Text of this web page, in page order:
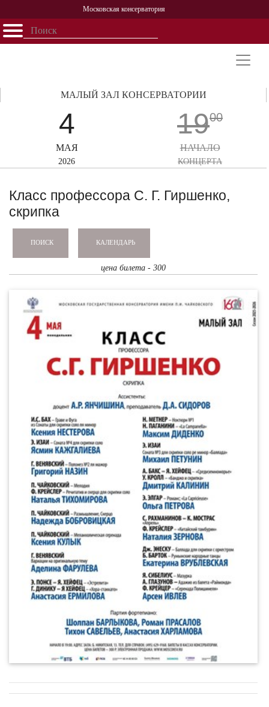
Московская консерватория
Открыть - закрыть
Персоналии
История
4
МАЯ
2026
МАЛЫЙ ЗАЛ КОНСЕРВАТОРИИ
1900
НАЧАЛО
КОНЦЕРТА
Класс профессора С. Г. Гиршенко,
скрипка
ПОИСК КАЛЕНДАРЬ
цена билета - 300